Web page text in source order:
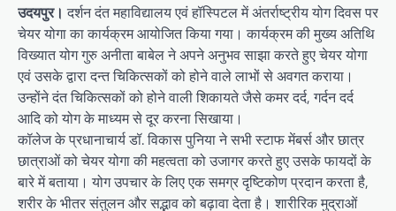
उदयपुर। दर्शन दंत महाविद्यालय एवं हॉस्पिटल में अंतर्राष्ट्रीय योग दिवस पर
चेयर योगा का कार्यक्रम आयोजित किया गया। कार्यक्रम की मुख्य अतिथि
विख्यात योग गुरु अनीता बाबेल ने अपने अनुभव साझा करते हुए चेयर योगा
एवं उसके द्वारा दन्त चिकित्सकों को होने वाले लाभों से अवगत कराया।
उन्होंने दंत चिकित्सकों को होने वाली शिकायते जैसे कमर दर्द, गर्दन दर्द
आदि को योग के माध्यम से दूर करना सिखाया।
कॉलेज के प्रधानाचार्य डॉ. विकास पुनिया ने सभी स्टाफ मेंबर्स और छात्र
छात्राओं को चेयर योगा की महत्वता को उजागर करते हुए उसके फायदों के
बारे में बताया। योग उपचार के लिए एक समग्र दृष्टिकोण प्रदान करता है,
शरीर के भीतर संतुलन और सद्भाव को बढ़ावा देता है। शारीरिक मुद्राओं